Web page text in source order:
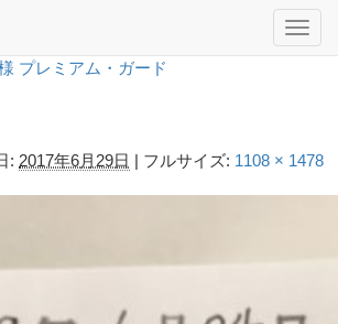
プレミアム・ガード
: 2017年6月29日 | フルサイズ: 1108 × 1478